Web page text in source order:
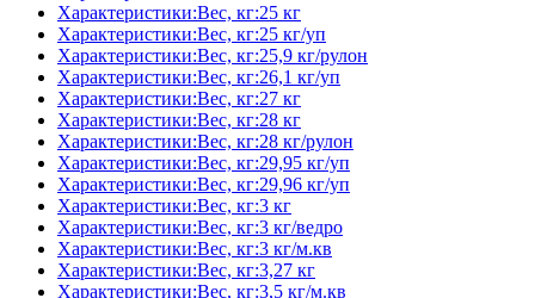
Характеристики:Вес, кг:25 кг
Характеристики:Вес, кг:25 кг/уп
Характеристики:Вес, кг:25,9 кг/рулон
Характеристики:Вес, кг:26,1 кг/уп
Характеристики:Вес, кг:27 кг
Характеристики:Вес, кг:28 кг
Характеристики:Вес, кг:28 кг/рулон
Характеристики:Вес, кг:29,95 кг/уп
Характеристики:Вес, кг:29,96 кг/уп
Характеристики:Вес, кг:3 кг
Характеристики:Вес, кг:3 кг/ведро
Характеристики:Вес, кг:3 кг/м.кв
Характеристики:Вес, кг:3,27 кг
Характеристики:Вес, кг:3,5 кг/м.кв